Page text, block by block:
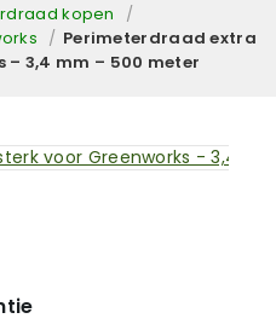
kopen
/
/ Perimeterdraad extra
– 3,4 mm – 500 meter